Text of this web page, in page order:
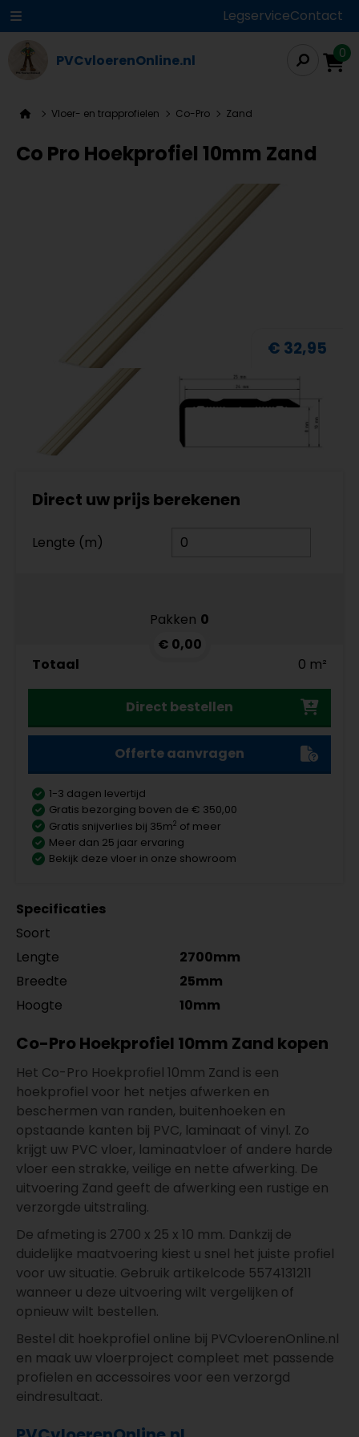
LegserviceContact
PVCvloerenOnline.nl 0
Vloer- en trapprofielen Co-Pro Zand
Co Pro Hoekprofiel 10mm Zand
€ 32,95
Direct uw prijs berekenen
Lengte (m)
Pakken 0
€ 0,00
Totaal
0 m²
Direct bestellen
Offerte aanvragen
1-3 dagen levertijd
Gratis bezorging boven de € 350,00
Gratis snijverlies bij 35m2 of meer
Meer dan 25 jaar ervaring
Bekijk deze vloer in onze showroom
Specificaties
Soort
Lengte
2700mm
Breedte
25mm
Hoogte
10mm
Co-Pro Hoekprofiel 10mm Zand kopen
Het Co-Pro Hoekprofiel 10mm Zand is een
hoekprofiel voor het netjes afwerken en
beschermen van randen, buitenhoeken en
opstaande kanten bij PVC, laminaat of vinyl. Zo
krijgt uw PVC vloer, laminaatvloer of andere harde
vloer een strakke, veilige en nette afwerking. De
uitvoering Zand geeft de afwerking een rustige en
verzorgde uitstraling.
De afmeting is 2700 x 25 x 10 mm. Dankzij de
duidelijke maatvoering kiest u snel het juiste profiel
voor uw situatie. Gebruik artikelcode 5574131211
wanneer u deze uitvoering wilt vergelijken of
opnieuw wilt bestellen.
Bestel dit hoekprofiel online bij PVCvloerenOnline.nl
en maak uw vloerproject compleet met passende
profielen en accessoires voor een verzorgd
eindresultaat.